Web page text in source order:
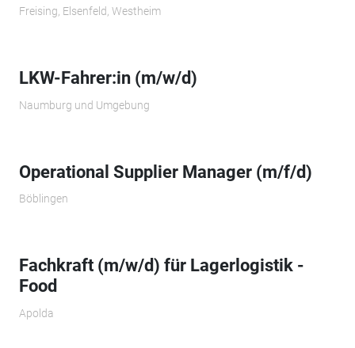
Freising, Elsenfeld, Westheim
LKW-Fahrer:in (m/w/d)
Naumburg und Umgebung
Operational Supplier Manager (m/f/d)
Böblingen
Fachkraft (m/w/d) für Lagerlogistik -
Food
Apolda